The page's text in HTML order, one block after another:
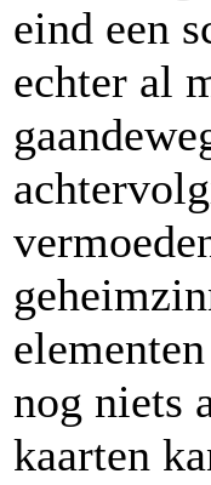
eind een
echter al
nog niets
kaarten